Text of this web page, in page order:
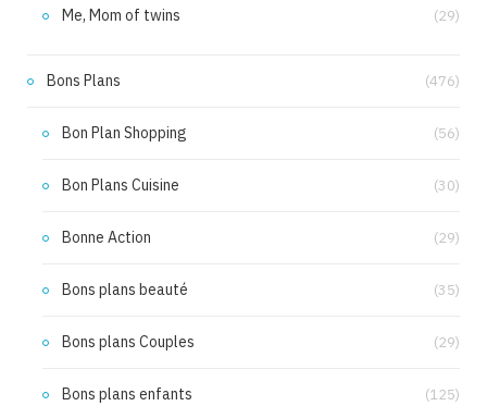
Me, Mom of twins (29)
Bons Plans (476)
Bon Plan Shopping (56)
Bon Plans Cuisine (30)
Bonne Action (29)
Bons plans beauté (35)
Bons plans Couples (29)
Bons plans enfants (125)